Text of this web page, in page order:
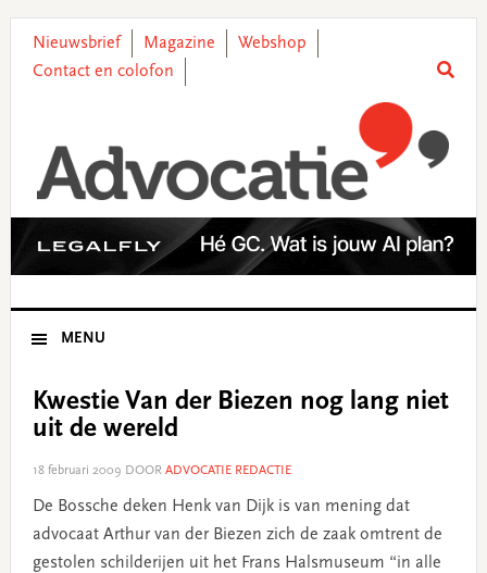
primary
main
primary
footer
Nieuwsbrief Magazine
Webshop
Contact en colofon
MENU
Kwestie Van der Biezen nog lang niet
uit de wereld
18 februari 2009 DOOR ADVOCATIE REDACTIE
De Bossche deken Henk van Dijk is van mening dat
advocaat Arthur van der Biezen zich de zaak omtrent de
gestolen schilderijen uit het Frans Halsmuseum “in alle